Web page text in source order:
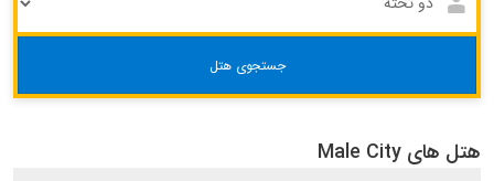
جستجوی هتل
هتل های Male City